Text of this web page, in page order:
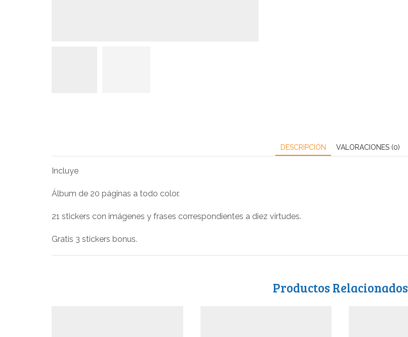
DESCRIPCIÓN VALORACIONES (0)
Incluye
Álbum de 20 páginas a todo color.
21 stickers con imágenes y frases correspondientes a diez virtudes.
Gratis 3 stickers bonus.
Productos Relacionados